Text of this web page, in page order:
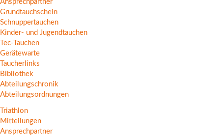
Ansprechpartner
Grundtauchschein
Schnuppertauchen
Kinder- und Jugendtauchen
Tec-Tauchen
Gerätewarte
Taucherlinks
Bibliothek
Abteilungschronik
Abteilungsordnungen
Triathlon
Mitteilungen
Ansprechpartner